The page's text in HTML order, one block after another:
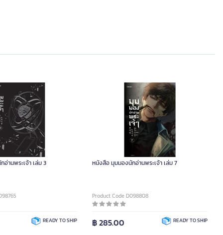
านพระเจ้า เล่ม 3
READY TO SHIP
หนังสือ มุมมองนักอ่านพระเจ้า เล่ม 7
Product Code D098808
฿ 285.00 READY TO SHIP